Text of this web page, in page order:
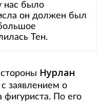
нас было
он должен был
Тен.
Нурлан
заявлением о
фигуриста. По его